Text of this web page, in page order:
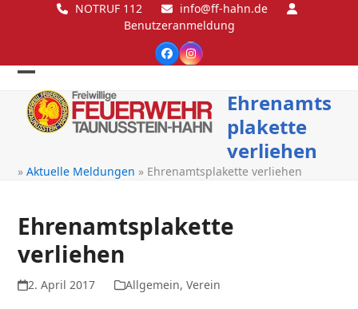
NOTRUF 112
info@ff-hahn.de
Benutzeranmeldung
FacebookInstagram
Open
mobile
Close
mobile
Ehrenamts
plakette
verliehen
»Aktuelle Meldungen » Ehrenamtsplakette verliehen
Ehrenamtsplakette
verliehen
2. April 2017 Allgemein, Verein